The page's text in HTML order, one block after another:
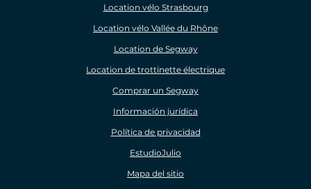
Location vélo Strasbourg
Location vélo Vallée du Rhône
Location de Segway
Location de trottinette électrique
Comprar un Segway
Información jurídica
Política de privacidad
EstudioJulio
Mapa del sitio